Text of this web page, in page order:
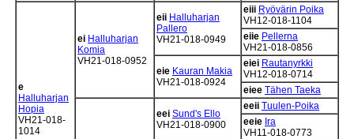
e
Halluharjan
Hopia
VH21-018-
1014
ei Halluharjan
Komia
VH21-018-0952
eii Halluharjan
Pallero
VH21-018-0949
eiii Ryövärin Poika
VH12-018-1104
eiie Pellerna
VH21-018-0856
eie Kauran Makia
VH21-018-0924
eiei Rautanyrkki
VH12-018-0714
eiee Tähen Taeka
eei Sund's Ello
VH21-018-0900
eeii Tuulen-Poika
eeie Ira
VH11-018-0773